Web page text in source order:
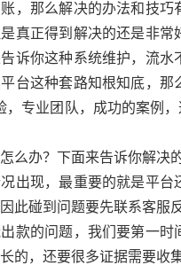
，那么解决的办法和技
真正得到解决的还是非
诉你这种系统维护，流
台这种套路知根知底，那
，专业团队，成功的案例
么办？下面来告诉你解决
出现，最重要的就是平
此碰到问题要先联系客服
款的问题，我们要第一
的，还要很多证据需要收